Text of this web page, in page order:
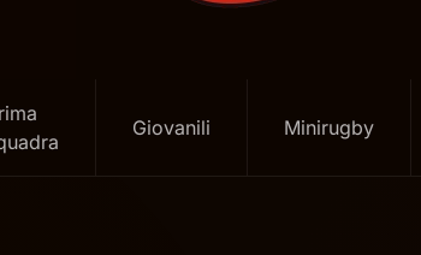
Giovanili Minirugby